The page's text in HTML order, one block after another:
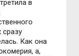
в
сразу
Как она
а,